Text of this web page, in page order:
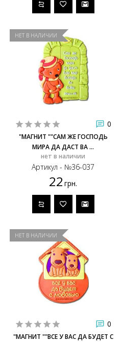
НЕТ В НАЛИЧИИ
0
"МАГНИТ ""САМ ЖЕ ГОСПОДЬ
МИРА ДА ДАСТ ВА ...
нет в наличии
Артикул - №36-037
22 грн.
НЕТ В НАЛИЧИИ
0
"МАГНИТ ""ВСЕ У ВАС ДА БУДЕТ С